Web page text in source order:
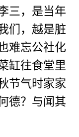
三，是当年
们，越是脏
难忘公社化
缸往食堂里
节气时家家
德？与闻其